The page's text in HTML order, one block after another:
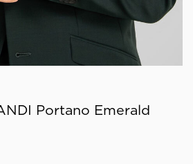
Portano Emerald